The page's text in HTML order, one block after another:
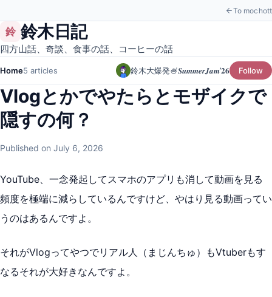
To mochott
鈴 鈴木日記
四方山話、奇談、食事の話、コーヒーの話
Home5 articles 鈴木大爆発🍧𝑺𝒖𝒎𝒎𝒆𝒓𝑱𝒂𝒎’𝟐𝟔 Follow
Vlogとかでやたらとモザイクで
隠すの何？
Published on July 6, 2026
YouTube、一念発起してスマホのアプリも消して動画を見る
頻度を極端に減らしているんですけど、やはり見る動画ってい
うのはあるんですよ。
それがVlogってやつでリアル人（まじんちゅ）もVtuberもす
なるそれが大好きなんですよ。